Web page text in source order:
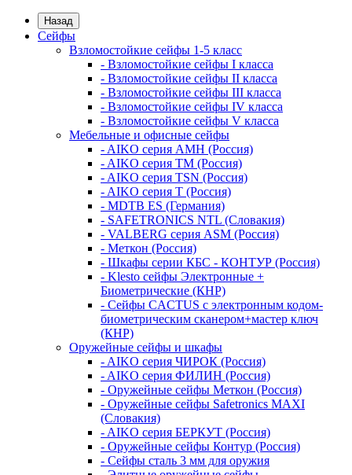
Назад
Сейфы
Взломостойкие сейфы 1-5 класс
- Взломостойкие сейфы I класса
- Взломостойкие сейфы II класса
- Взломостойкие сейфы III класса
- Взломостойкие сейфы IV класса
- Взломостойкие сейфы V класса
Мебельные и офисные сейфы
- AIKO серия AMH (Россия)
- AIKO серия TM (Россия)
- AIKO серия TSN (Россия)
- AIKO серия Т (Россия)
- MDTB ES (Германия)
- SAFETRONICS NTL (Словакия)
- VALBERG серия ASM (Россия)
- Меткон (Россия)
- Шкафы серии КБС - КОНТУР (Россия)
- Klesto сейфы Электронные +
Биометрические (КНР)
- Сейфы CACTUS с электронным кодом-
биометрическим сканером+мастер ключ
(КНР)
Оружейные сейфы и шкафы
- AIKO серия ЧИРОК (Россия)
- AIKO серия ФИЛИН (Россия)
- Оружейные сейфы Меткон (Россия)
- Оружейные сейфы Safetronics MAXI
(Словакия)
- AIKO серия БЕРКУТ (Россия)
- Оружейные сейфы Контур (Россия)
- Сейфы сталь 3 мм для оружия